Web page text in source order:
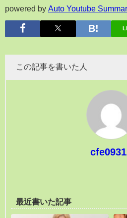
powered by Auto Youtube
この記事を書いた人
最近書いた記事